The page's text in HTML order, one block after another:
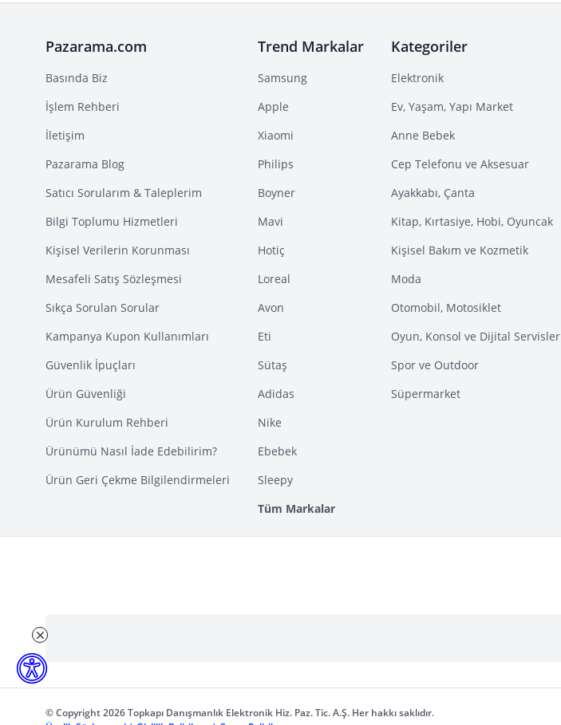
Pazarama.com
Basında Biz
İşlem Rehberi
İletişim
Pazarama Blog
Satıcı Sorularım & Taleplerim
Bilgi Toplumu Hizmetleri
Kişisel Verilerin Korunması
Mesafeli Satış Sözleşmesi
Sıkça Sorulan Sorular
Kampanya Kupon Kullanımları
Güvenlik İpuçları
Ürün Güvenliği
Ürün Kurulum Rehberi
Ürünümü Nasıl İade Edebilirim?
Ürün Geri Çekme Bilgilendirmeleri
Trend Markalar
Samsung
Apple
Xiaomi
Philips
Boyner
Mavi
Hotiç
Loreal
Avon
Eti
Sütaş
Adidas
Nike
Ebebek
Sleepy
Tüm Markalar
Kategoriler
Elektronik
Ev, Yaşam, Yapı Market
Anne Bebek
Cep Telefonu ve Aksesuar
Ayakkabı, Çanta
Kitap, Kırtasiye, Hobi, Oyuncak
Kişisel Bakım ve Kozmetik
Moda
Otomobil, Motosiklet
Oyun, Konsol ve Dijital Servisler
Spor ve Outdoor
Süpermarket
© Copyright 2026 Topkapı Danışmanlık Elektronik Hiz. Paz. Tic. A.Ş. Her hakkı saklıdır.